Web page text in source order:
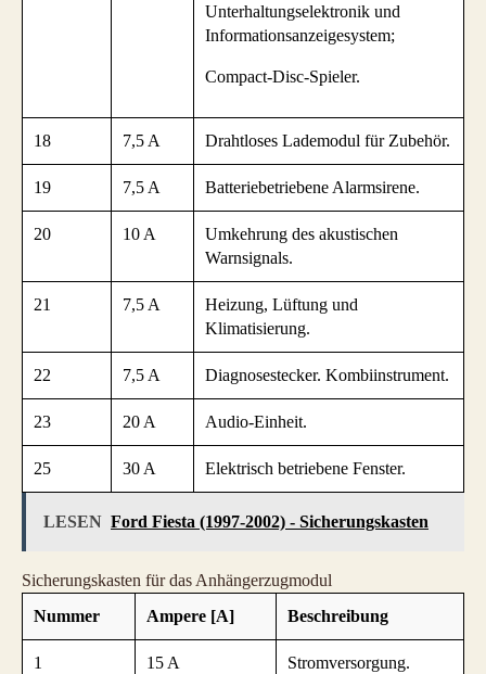
Unterhaltungselektronik und
Informationsanzeigesystem;
Compact-Disc-Spieler.
18 7,5 A Drahtloses Lademodul für Zubehör.
19 7,5 A Batteriebetriebene Alarmsirene.
20 10 A
Umkehrung des akustischen
Warnsignals.
21 7,5 A
Heizung, Lüftung und
Klimatisierung.
22 7,5 A Diagnosestecker. Kombiinstrument.
23 20 A Audio-Einheit.
25 30 A Elektrisch betriebene Fenster.
LESEN Ford Fiesta (1997-2002) - Sicherungskasten
Sicherungskasten für das Anhängerzugmodul
Nummer
Ampere [A] Beschreibung
1 15 A Stromversorgung.